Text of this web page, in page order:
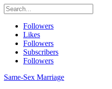
Followers
Likes
Followers
Subscribers
Followers
Same-Sex Marriage